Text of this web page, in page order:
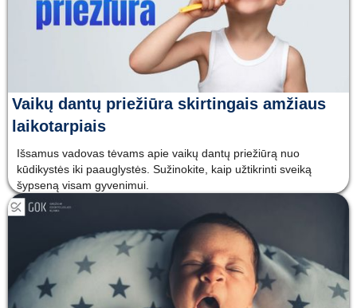
Vaikų dantų priežiūra skirtingais amžiaus
laikotarpiais
Išsamus vadovas tėvams apie vaikų dantų priežiūrą nuo
kūdikystės iki paauglystės. Sužinokite, kaip užtikrinti sveiką
šypseną visam gyvenimui.